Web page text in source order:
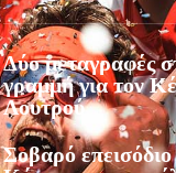
Δύο μεταγραφές
γραμμή για τον
Λουτρού
Σοβαρό